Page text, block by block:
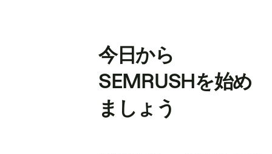
今日から
SEMRUSHを始め
ましょう